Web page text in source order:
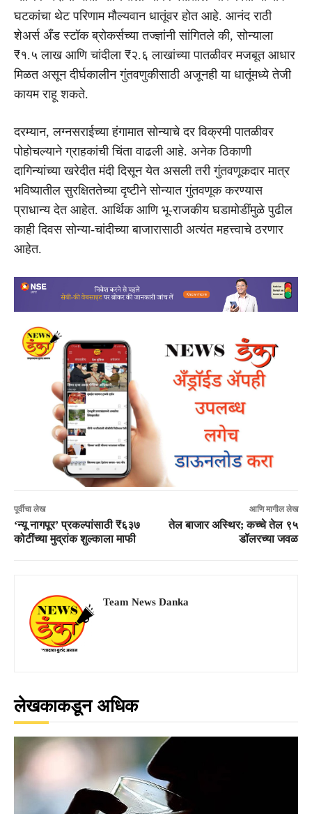
घटकांचा थेट परिणाम मौल्यवान धातूंवर होत आहे. आनंद राठी
शेअर्स अँड स्टॉक ब्रोकर्सच्या तज्ज्ञांनी सांगितले की, सोन्याला
₹१.५ लाख आणि चांदीला ₹२.६ लाखांच्या पातळीवर मजबूत आधार
मिळत असून दीर्घकालीन गुंतवणुकीसाठी अजूनही या धातूंमध्ये तेजी
कायम राहू शकते.
दरम्यान, लग्नसराईच्या हंगामात सोन्याचे दर विक्रमी पातळीवर
पोहोचल्याने ग्राहकांची चिंता वाढली आहे. अनेक ठिकाणी
दागिन्यांच्या खरेदीत मंदी दिसून येत असली तरी गुंतवणूकदार मात्र
भविष्यातील सुरक्षिततेच्या दृष्टीने सोन्यात गुंतवणूक करण्यास
प्राधान्य देत आहेत. आर्थिक आणि भू-राजकीय घडामोडींमुळे पुढील
काही दिवस सोन्या-चांदीच्या बाजारासाठी अत्यंत महत्त्वाचे ठरणार
आहेत.
पूर्वीचा लेख
‘न्यू नागपूर’ प्रकल्पांसाठी ₹६३७
कोटींच्या मुद्रांक शुल्काला माफी
आणि मागील लेख
तेल बाजार अस्थिर; कच्चे तेल ९५
डॉलरच्या जवळ
Team News Danka
लेखकाकडून अधिक